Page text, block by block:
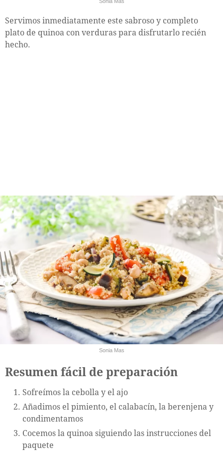
Servimos inmediatamente este sabroso y completo
plato de quinoa con verduras para disfrutarlo recién
hecho.
Sonia Mas
Resumen fácil de preparación
Sofreímos la cebolla y el ajo
Añadimos el pimiento, el calabacín, la berenjena y
condimentamos
Cocemos la quinoa siguiendo las instrucciones del
paquete